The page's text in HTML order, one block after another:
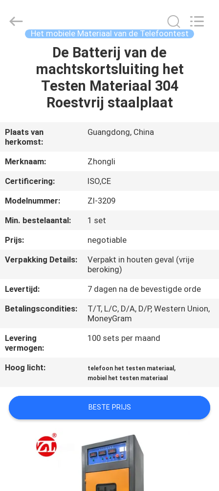
PRODUCTEN
ONGEVEER
ONS
FABRIEKSREIS
KWALITEITSCONTROLE
CONTACTEER
NIEUWS
VERZOEK
OM EEN
CITAAT
VR
SHOW
SITEMAP
Technology
Het mobiele Materiaal van de Telefoontest
De Batterij van de
machtskortsluiting het
Testen Materiaal 304
Roestvrij staalplaat
Plaats van
herkomst:
Guangdong, China
Merknaam:
Zhongli
Certificering:
ISO,CE
Modelnummer:
Zl-3209
Min. bestelaantal:
1 set
Prijs:
negotiable
Verpakking Details:
Verpakt in houten geval (vrije
beroking)
Levertijd:
7 dagen na de bevestigde orde
Betalingscondities:
T/T, L/C, D/A, D/P, Western Union,
MoneyGram
Levering
vermogen:
100 sets per maand
Hoog licht: telefoon het testen materiaal ,
mobiel het testen materiaal
BESTE PRIJS